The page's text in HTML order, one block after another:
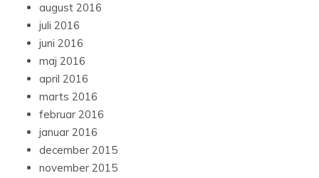
august 2016
juli 2016
juni 2016
maj 2016
april 2016
marts 2016
februar 2016
januar 2016
december 2015
november 2015